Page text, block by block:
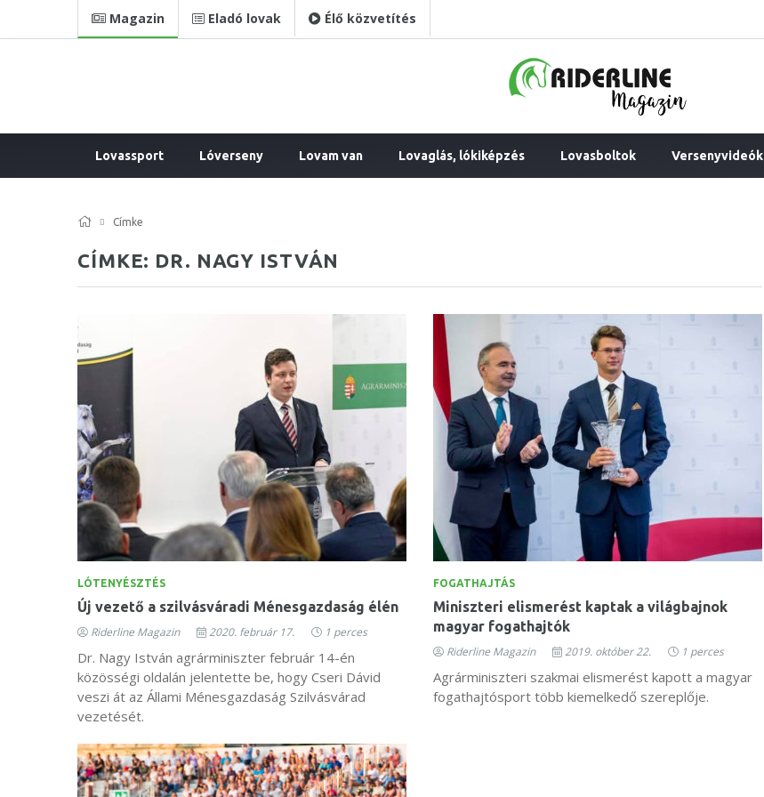
Magazin Eladó lovak Élő közvetítés
Lovassport Lóverseny Lovam van Lovaglás, lókiképzés Lovasboltok Versenyvideók
Címke
CÍMKE: DR. NAGY ISTVÁN
LÓTENYÉSZTÉS
Új vezető a szilvásváradi Ménesgazdaság élén
Riderline Magazin 2020. február 17. 1 perces
Dr. Nagy István agrárminiszter február 14-én
közösségi oldalán jelentette be, hogy Cseri Dávid
veszi át az Állami Ménesgazdaság Szilvásvárad
vezetését.
FOGATHAJTÁS
Miniszteri elismerést kaptak a világbajnok
magyar fogathajtók
Riderline Magazin 2019. október 22. 1 perces
Agrárminiszteri szakmai elismerést kapott a magyar
fogathajtósport több kiemelkedő szereplője.